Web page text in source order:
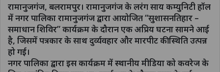
रामानुजगंज, बलरामपुर। रामानुजगंज के लरंग साय कम्युनिटी हॉल
में नगर पालिका रामानुजगंज द्वारा आयोजित “सुशासनतिहार –
समाधान शिविर” कार्यक्रम के दौरान एक अप्रिय घटना सामने आई
है, जिसमें पत्रकार के साथ दुर्व्यवहार और मारपीट की स्थिति उत्पन्न
हो गई।
नगर पालिका द्वारा इस कार्यक्रम में स्थानीय मीडिया को कवरेज के